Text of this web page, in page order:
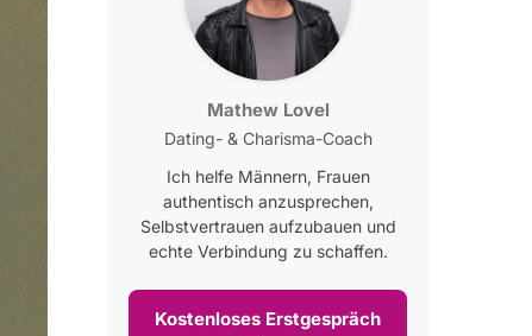
Mathew Lovel
Dating- & Charisma-Coach
Ich helfe Männern, Frauen
authentisch anzusprechen,
Selbstvertrauen aufzubauen und
echte Verbindung zu schaffen.
Kostenloses Erstgespräch